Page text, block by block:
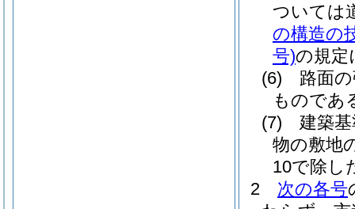
ついては
の構造の
号)の規定
(6)
路面
ものであ
(7)
建築
物の敷地
10で除し
2
次の各号